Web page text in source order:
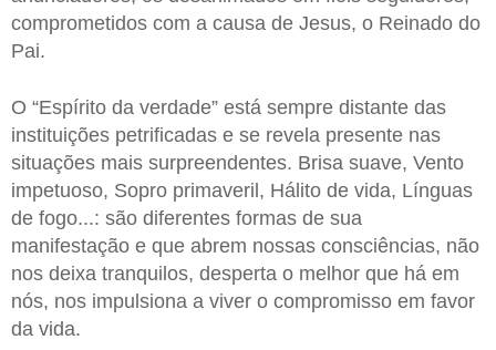
comprometidos com a causa de Jesus, o Reinado do
Pai.
O “Espírito da verdade” está sempre distante das
instituições petrificadas e se revela presente nas
situações mais surpreendentes. Brisa suave, Vento
impetuoso, Sopro primaveril, Hálito de vida, Línguas
de fogo...: são diferentes formas de sua
manifestação e que abrem nossas consciências, não
nos deixa tranquilos, desperta o melhor que há em
nós, nos impulsiona a viver o compromisso em favor
da vida.